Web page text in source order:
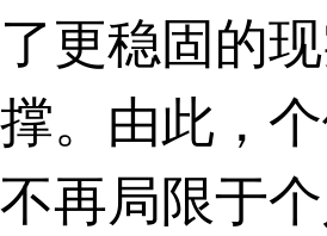
了更稳固的
撑。由此，
不再局限于